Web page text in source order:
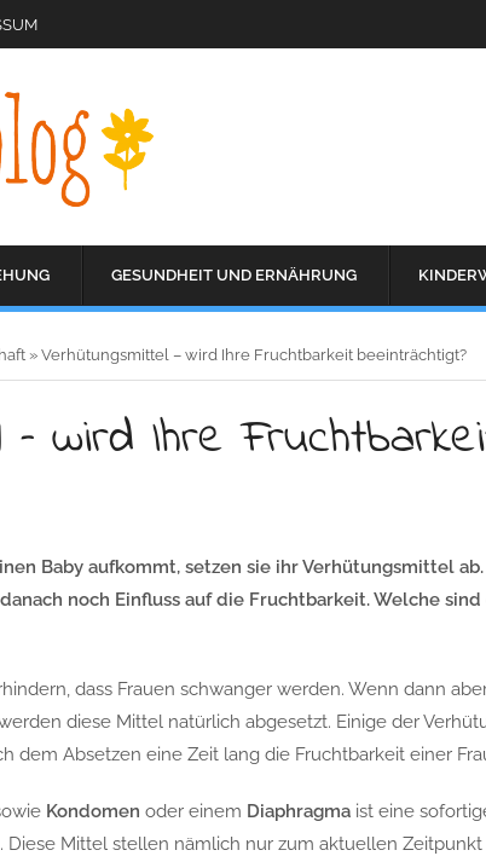
GESUNDHEIT UND ERNÄHRUNG
» Verhütungsmittel – wird Ihre Fruchtbarkeit beeinträchtigt?
– wird Ihre
Baby aufkommt, setzen sie ihr Verhütungsmittel
noch Einfluss auf die Fruchtbarkeit. Welche sind
dass Frauen schwanger werden. Wenn dann
diese Mittel natürlich abgesetzt. Einige der
dem Absetzen eine Zeit lang die Fruchtbarkeit einer
Kondomen oder einem Diaphragma ist eine
Diese Mittel stellen nämlich nur zum aktuellen